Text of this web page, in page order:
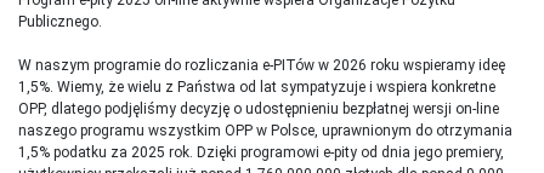
Publicznego.
W naszym programie do rozliczania e-PITów w 2026 roku wspieramy ideę
1,5%. Wiemy, że wielu z Państwa od lat sympatyzuje i wspiera konkretne
OPP, dlatego podjęliśmy decyzję o udostępnieniu bezpłatnej wersji on-line
naszego programu wszystkim OPP w Polsce, uprawnionym do otrzymania
1,5% podatku za 2025 rok. Dzięki programowi e-pity od dnia jego premiery,